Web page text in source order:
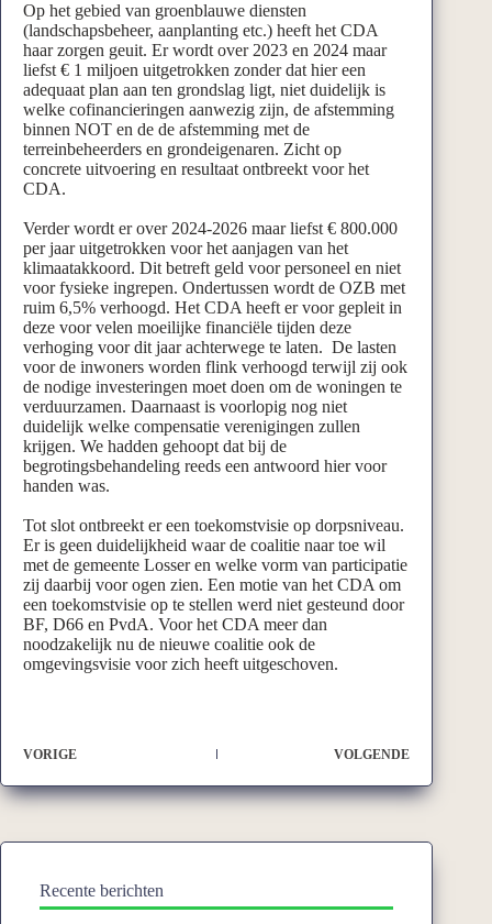
Op het gebied van groenblauwe diensten
(landschapsbeheer, aanplanting etc.) heeft het CDA
haar zorgen geuit. Er wordt over 2023 en 2024 maar
liefst € 1 miljoen uitgetrokken zonder dat hier een
adequaat plan aan ten grondslag ligt, niet duidelijk is
welke cofinancieringen aanwezig zijn, de afstemming
binnen NOT en de de afstemming met de
terreinbeheerders en grondeigenaren. Zicht op
concrete uitvoering en resultaat ontbreekt voor het
CDA.
Verder wordt er over 2024-2026 maar liefst € 800.000
per jaar uitgetrokken voor het aanjagen van het
klimaatakkoord. Dit betreft geld voor personeel en niet
voor fysieke ingrepen. Ondertussen wordt de OZB met
ruim 6,5% verhoogd. Het CDA heeft er voor gepleit in
deze voor velen moeilijke financiële tijden deze
verhoging voor dit jaar achterwege te laten. De lasten
voor de inwoners worden flink verhoogd terwijl zij ook
de nodige investeringen moet doen om de woningen te
verduurzamen. Daarnaast is voorlopig nog niet
duidelijk welke compensatie verenigingen zullen
krijgen. We hadden gehoopt dat bij de
begrotingsbehandeling reeds een antwoord hier voor
handen was.
Tot slot ontbreekt er een toekomstvisie op dorpsniveau.
Er is geen duidelijkheid waar de coalitie naar toe wil
met de gemeente Losser en welke vorm van participatie
zij daarbij voor ogen zien. Een motie van het CDA om
een toekomstvisie op te stellen werd niet gesteund door
BF, D66 en PvdA. Voor het CDA meer dan
noodzakelijk nu de nieuwe coalitie ook de
omgevingsvisie voor zich heeft uitgeschoven.
VORIGE VOLGENDE
Recente berichten